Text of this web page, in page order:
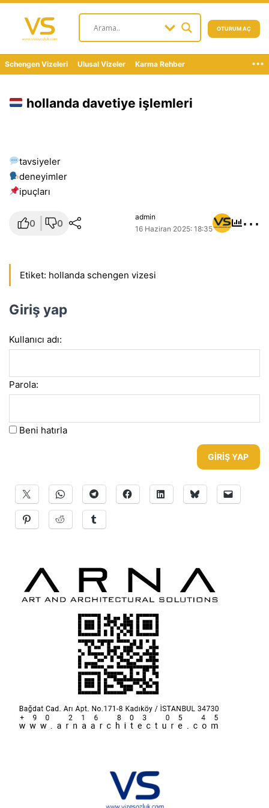
OTURUM AÇ
Schengen Vizeleri Ulusal Vizeler Karma Rehber ...
hollanda davetiye işlemleri
tavsiyeler
deneyimler
i̇puçları
0 0
admin
16 Haziran 2025: 18:35
⋯
Etiket: hollanda schengen vizesi
Giriş yap
Kullanıcı adı:
Parola:
Beni hatırla
GIRIŞ YAP